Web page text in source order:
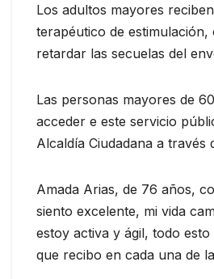
Los adultos mayores
terapéutico de estimulación,
retardar las secuelas del
Las personas mayores de
acceder e este servicio
Alcaldía Ciudadana a través
Amada Arias, de 76 años,
siento excelente, mi vida
estoy activa y ágil, todo
que recibo en cada una de